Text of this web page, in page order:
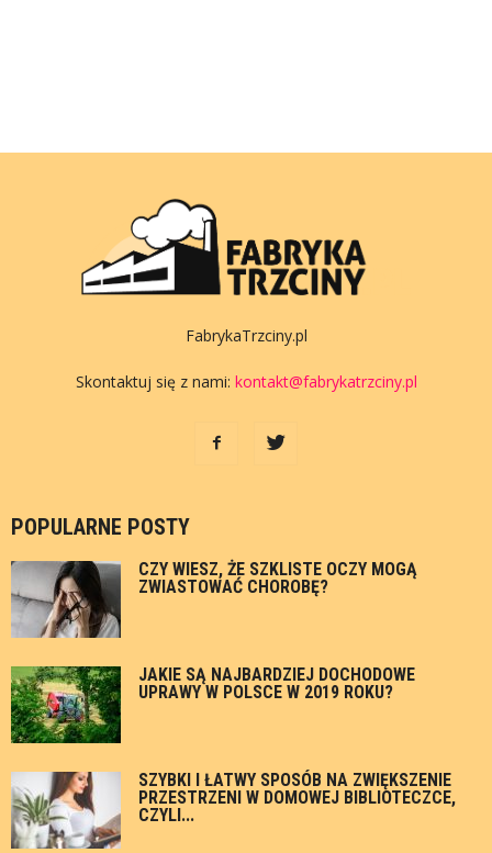
FabrykaTrzciny.pl
Skontaktuj się z nami: kontakt@fabrykatrzciny.pl
POPULARNE POSTY
CZY WIESZ, ŻE SZKLISTE OCZY MOGĄ
ZWIASTOWAĆ CHOROBĘ?
JAKIE SĄ NAJBARDZIEJ DOCHODOWE
UPRAWY W POLSCE W 2019 ROKU?
SZYBKI I ŁATWY SPOSÓB NA ZWIĘKSZENIE
PRZESTRZENI W DOMOWEJ BIBLIOTECZCE,
CZYLI...